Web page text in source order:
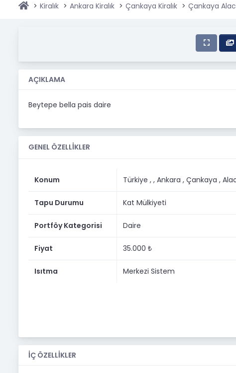
Kiralık Ankara Kiralık Çankaya Kiralık Çankaya
AÇIKLAMA
Beytepe bella pais daire
GENEL ÖZELLİKLER
Konum Türkiye , , Ankara , Çankaya ,
Tapu Durumu Kat Mülkiyeti
Portföy Kategorisi Daire
Fiyat 35.000 ₺
Isıtma Merkezi Sistem
İÇ ÖZELLİKLER